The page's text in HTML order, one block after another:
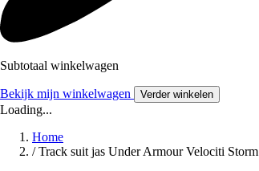
Subtotaal winkelwagen
Bekijk mijn winkelwagen Verder winkelen
Loading...
Home
/ Track suit jas Under Armour Velociti Storm